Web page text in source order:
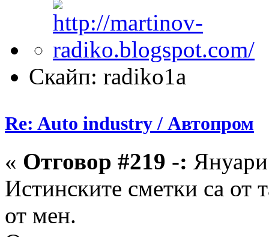
Скайп: radiko1a
Re: Auto industry / Автопром
« Отговор #219 -:
Истинските сметки са от
от мен.